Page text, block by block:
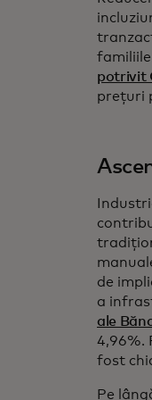
potrivit
prețuri
de
a
ale
4,96%.
fost
Pe